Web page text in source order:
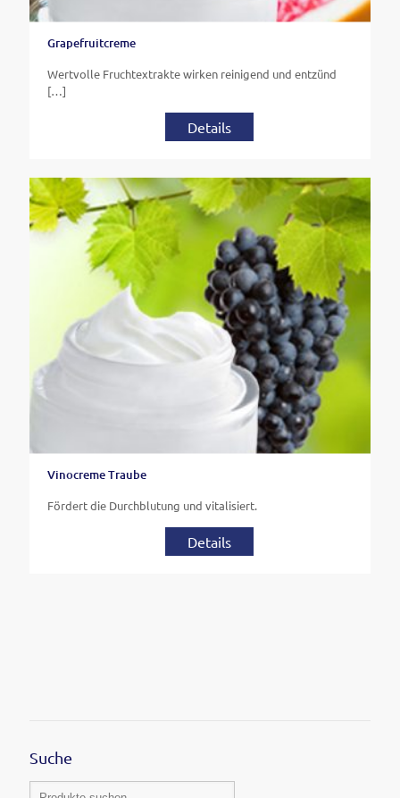
Grapefruitcreme
Wertvolle Fruchtextrakte wirken reinigend und entzünd
[…]
Details
Vinocreme Traube
Fördert die Durchblutung und vitalisiert.
Details
Suche